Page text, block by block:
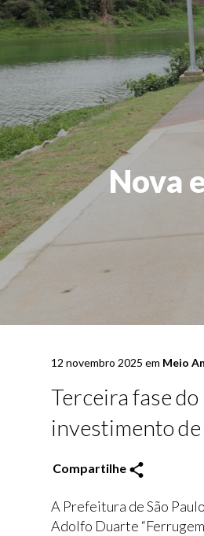
Nova
12 novembro 2025 em Meio
Terceira fase
investimento
Compartilhe
A Prefeitura de São
Adolfo Duarte